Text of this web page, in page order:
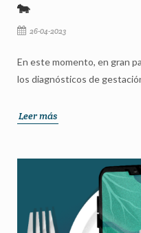
🐄
26-04-2023
En este momento, en gran
los diagnósticos de
Leer más